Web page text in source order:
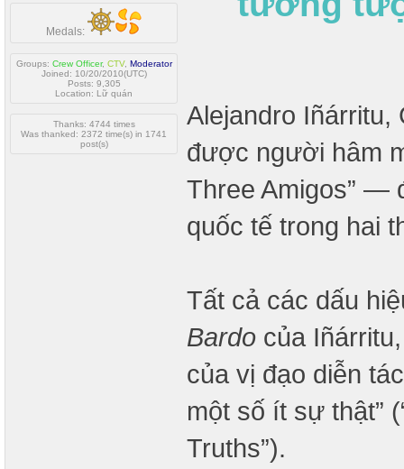
Medals:
Groups: Crew Officer, CTV, Moderator
Joined: 10/20/2010(UTC)
Posts: 9,305
Location: Lữ quán
Thanks: 4744 times
Was thanked: 2372 time(s) in 1741
post(s)
Alejandro
được người hâm
Three Amigos” —
quốc tế trong hai
Tất cả các dấu
Bardo của
của vị đạo diễn
một số ít sự thật”
Truths”).